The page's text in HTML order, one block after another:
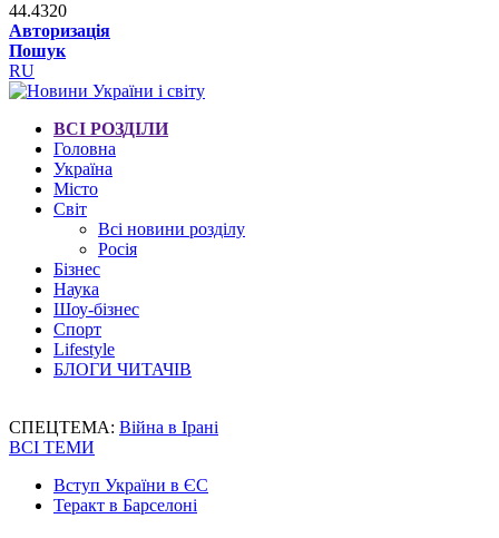
44.4320
Авторизація
Пошук
RU
ВСІ РОЗДІЛИ
Головна
Україна
Місто
Світ
Всі новини розділу
Росія
Бізнес
Наука
Шоу-бізнес
Спорт
Lifestyle
БЛОГИ ЧИТАЧІВ
СПЕЦТЕМА: Війна в Ірані
ВСІ ТЕМИ
Вступ України в ЄС
Теракт в Барселоні